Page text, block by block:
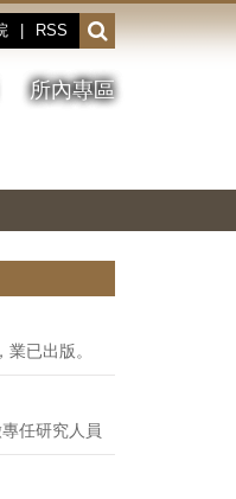
RSS
開
啟
或
收
所內專區
圖
圖
結
業已出版。
任研究人員